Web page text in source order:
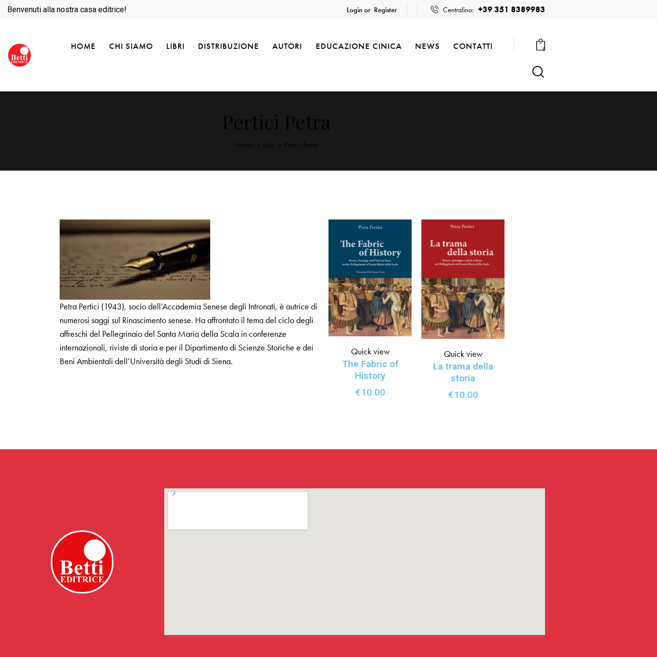
Benvenuti alla nostra casa editrice! Login or Register Centralino: +39 351 8389983
HOME CHI SIAMO LIBRI DISTRIBUZIONE AUTORI EDUCAZIONE CINICA NEWS CONTATTI 0
Petra Pertici (1943), socio dell’Accademia Senese degli Intronati, è autrice di
numerosi saggi sul Rinascimento senese. Ha affrontato il tema del ciclo degli
affreschi del Pellegrinaio del Santa Maria della Scala in conferenze
internazionali, riviste di storia e per il Dipartimento di Scienze Storiche e dei
Beni Ambientali dell’Università degli Studi di Siena.
The Fabric of
History
€10.00
Quick view
La trama della
storia
€10.00
Quick view